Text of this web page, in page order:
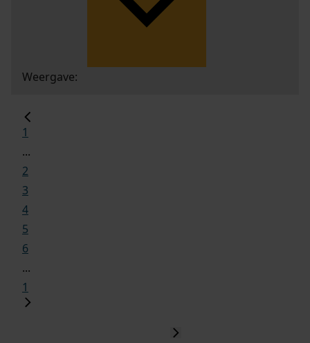
Weergave:
1
...
2
3
4
5
6
...
1